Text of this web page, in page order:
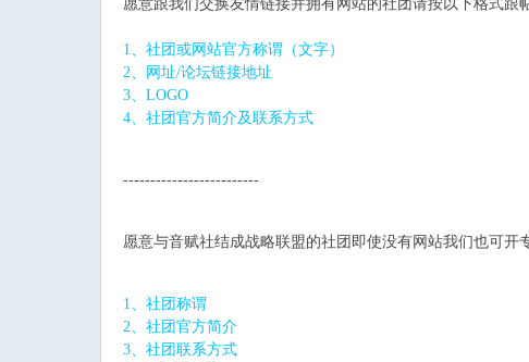
愿意跟我们交换友情链接并拥有网站的社团请按以下格式跟
1、社团或网站官方称谓（文字）
2、网址/论坛链接地址
3、LOGO
4、社团官方简介及联系方式
-------------------------
愿意与音赋社结成战略联盟的社团即使没有网站我们也可开
1、社团称谓
2、社团官方简介
3、社团联系方式